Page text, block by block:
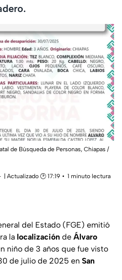
de Búsqueda de Personas, Chiapas /
| Actualizado 🕑 17:19
1 minuto lectura
del Estado (FGE) emitió
la localización de Álvaro
niño de 3 años que fue visto
de julio de 2025 en San